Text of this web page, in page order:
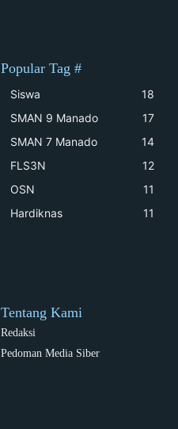
Popular Tag #
Siswa
18
SMAN 9 Manado
17
SMAN 7 Manado
14
FLS3N
12
OSN
11
Hardiknas
11
Tentang Kami
Redaksi
Pedoman Media Siber